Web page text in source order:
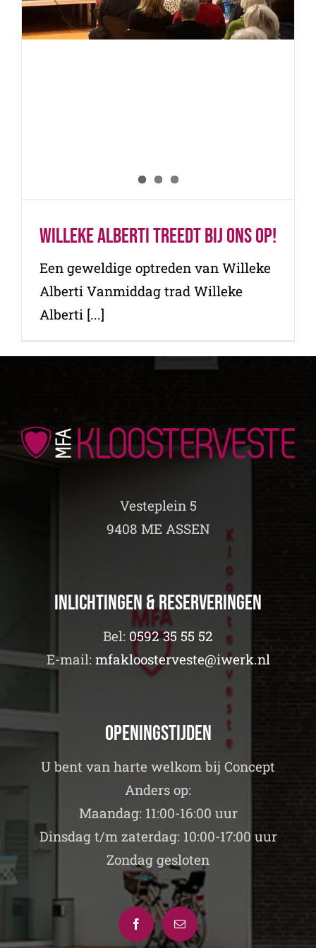
Willeke Alberti treedt bij ons op!
Een geweldige optreden van Willeke
Alberti Vanmiddag trad Willeke
Alberti [...]
Vesteplein 5
9408 ME ASSEN
Inlichtingen & Reserveringen
Bel: 0592 35 55 52
E-mail: mfakloosterveste@iwerk.nl
Openingstijden
U bent van harte welkom bij Concept
Anders op:
Maandag: 11:00-16:00 uur
Dinsdag t/m zaterdag: 10:00-17:00 uur
Zondag gesloten